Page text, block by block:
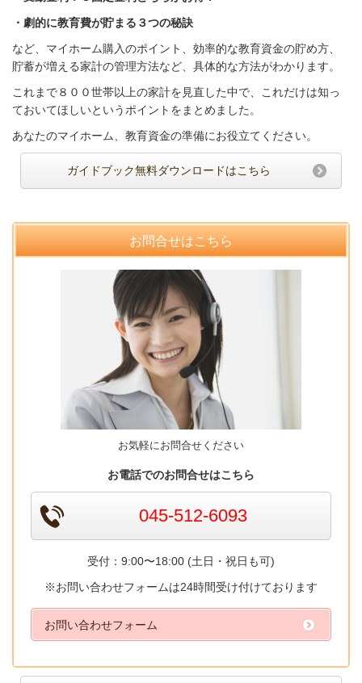
・劇的に教育費が貯まる３つの秘訣
など、マイホーム購入のポイント、効率的な教育資金の貯め方、
貯蓄が増える家計の管理方法など、 具体的な方法がわかります。
これまで８００世帯以上の家計を見直した中で、これだけは知っ
ておいてほしいというポイントをまとめました。
あなたのマイホーム、教育資金の準備にお役立てください。
ガイドブック無料ダウンロードはこちら
お問合せはこちら
お気軽にお問合せください
お電話でのお問合せはこちら
045-512-6093
受付：9:00〜18:00 (土日・祝日も可)
※お問い合わせフォームは24時間受け付けております
お問い合わせフォーム